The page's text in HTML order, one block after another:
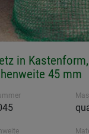
in Kastenform,
45 mm